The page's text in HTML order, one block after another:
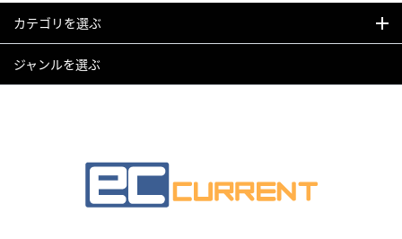
カテゴリを選ぶ
ジャンルを選ぶ